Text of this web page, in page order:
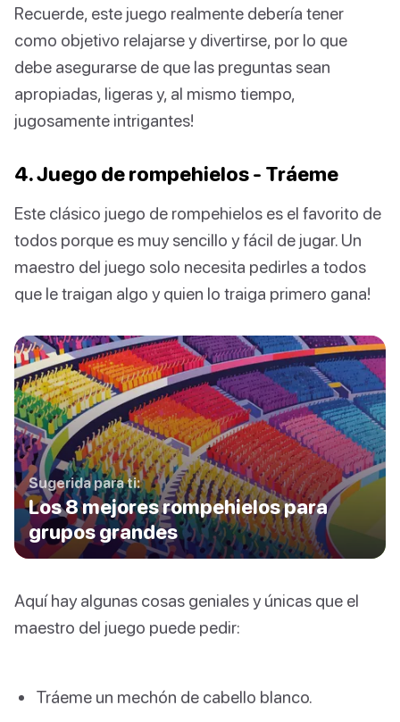
Recuerde, este juego realmente debería tener
como objetivo relajarse y divertirse, por lo que
debe asegurarse de que las preguntas sean
apropiadas, ligeras y, al mismo tiempo,
jugosamente intrigantes!
4. Juego de rompehielos - Tráeme
Este clásico juego de rompehielos es el favorito de
todos porque es muy sencillo y fácil de jugar. Un
maestro del juego solo necesita pedirles a todos
que le traigan algo y quien lo traiga primero gana!
Sugerida para ti:
Los 8 mejores rompehielos para
grupos grandes
Aquí hay algunas cosas geniales y únicas que el
maestro del juego puede pedir:
Tráeme un mechón de cabello blanco.